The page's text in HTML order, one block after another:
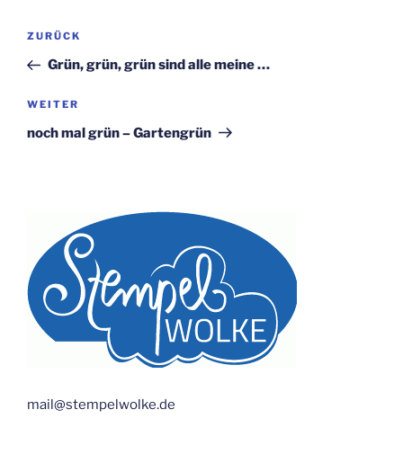
Beitragsnavigation
Vorheriger
Beitrag
ZURÜCK
Grün, grün, grün sind alle meine …
Nächster
Beitrag
WEITER
noch mal grün – Gartengrün
mail@stempelwolke.de